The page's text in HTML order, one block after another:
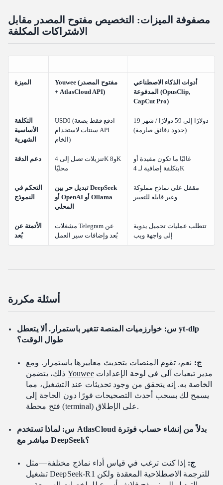
مصفوفة الميزات: التخصيص مفتوح المصدر مقابل
الاشتراكات المكلفة
الميزة
Youwee (مفتوح المصدر
+ AtlasCloud API)
أدوات الذكاء الاصطناعي
المدفوعة (OpusClip,
CapCut Pro)
التكلفة
الأساسية
الشهرية
USD0 (ادفع فقط بضعة
سنتات لاستخدام API
الخام)
19 دولارًا إلى 59 دولارًا / شهر
(حدود دقائق صارمة)
دعم الدقة
تنزيلات تصل إلى 4K و8K
محليًا
غالبًا ما تكون مقيدة أو
بتكلفة إضافية لـ 4K
التحكم في
النموذج
تبديل حر بين DeepSeek
أو OpenAI أو Ollama
المحلي
مقفل على نماذج مملوكة
وغير قابلة للتغيير
الأتمتة عن
بُعد
مشغلات Telegram عن
بُعد وإضافات سير العمل
تتطلب عمليات تحميل يدوية
إلى واجهة ويب
أسئلة مكررة
س: خوارزميات المنصة تتغير باستمرار. ألا يتعطل yt-dlp
طوال الوقت؟
ج: نعم، تقوم المنصات بتحديث معاييرها باستمرار. ومع
Youweeمدير تبعيات آلي في لوحة الإعدادات
الخاصة به. إنه يتحقق من وجود تحديثات عند التشغيل، مما
يسمح لك بسحب أحدث التصحيحات فورًا دون الحاجة إلى
فتح محطة (terminal) على الإطلاق.
س: لماذا تستخدم AtlasCloud بدلاً من إنشاء حساب فوترة
مباشر مع DeepSeek؟
ج: إذا كنت ترغب في قياس أداء نماذج مختلفة—مثل
تشغيل DeepSeek-R1 للترجمة الاصطلاحية المعقدة ولكن